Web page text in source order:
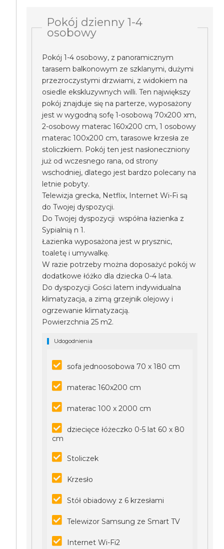
Pokój dzienny 1-4
osobowy
Pokój 1-4 osobowy, z panoramicznym
tarasem balkonowym ze szklanymi, dużymi
przezroczystymi drzwiami, z widokiem na
osiedle ekskluzywnych willi. Ten największy
pokój znajduje się na parterze, wyposażony
jest w wygodną sofę 1-osobową 70x200 xm,
2-osobowy materac 160x200 cm, 1 osobowy
materac 100x200 cm, tarasowe krzesła ze
stoliczkiem. Pokój ten jest nasłoneczniony
już od wczesnego rana, od strony
wschodniej, dlatego jest bardzo polecany na
letnie pobyty.
Telewizja grecka, Netflix, Internet Wi-Fi są
do Twojej dyspozycji.
Do Twojej dyspozycji współna łazienka z
Sypialnią n 1.
Łazienka wyposażona jest w prysznic,
toaletę i umywalkę.
W razie potrzeby można doposażyć pokój w
dodatkowe łóżko dla dziecka 0-4 lata.
Do dyspozycji Gości latem indywidualna
klimatyzacja, a zimą grzejnik olejowy i
ogrzewanie klimatyzacją.
Powierzchnia 25 m2.
Udogodnienia
sofa jednoosobowa 70 x 180 cm
materac 160x200 cm
materac 100 x 2000 cm
dziecięce łóżeczko 0-5 lat 60 x 80
cm
Stoliczek
Krzesło
Stół obiadowy z 6 krzesłami
Telewizor Samsung ze Smart TV
Internet Wi-Fi2